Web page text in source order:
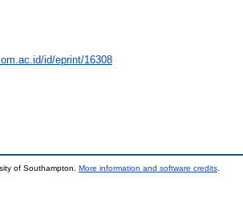
id/eprint/16308
of Southampton. More information and software credits